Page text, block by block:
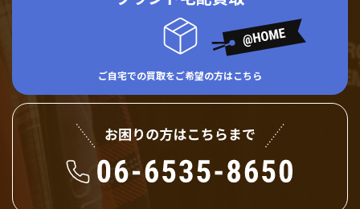
ご自宅での買取をご希望の方はこちら